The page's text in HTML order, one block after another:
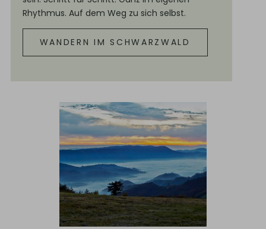
Rhythmus. Auf dem Weg zu sich selbst.
WANDERN IM SCHWARZWALD